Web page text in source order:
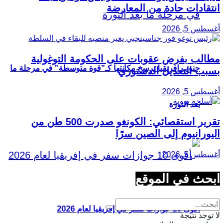
جنوب إفريقيا ترسخ مكانتها كـ”قوة متوسطة” في مرحلة ما
بعد الثورة
أقوى 10 جوازات سفر في إفريقيا لعام 2026
انتقادات حادة من المعارضة
أغسطس 5, 2026
مطالب بفرض عقوبات على الحكومة التوغولية
بسبب التعديل الدستوري
أغسطس 5, 2026
تقرير استقصائي: الكونغو صدرت 500 طن من
اليورانيوم إلى الصين سرًا
أغسطس 5, 2026
ابحث في الموقع
لا توجد نتيجة